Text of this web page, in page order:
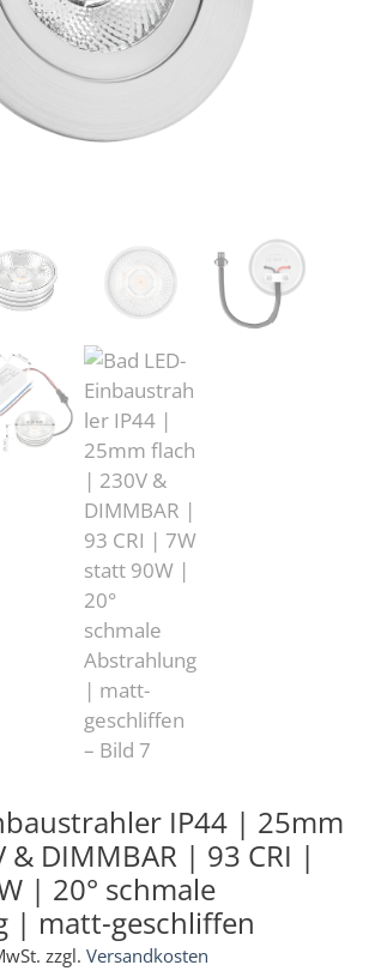
IP44 | 25mm
DIMMBAR | 93 CRI |
| 20° schmale
| matt-geschliffen
zzgl. Versandkosten